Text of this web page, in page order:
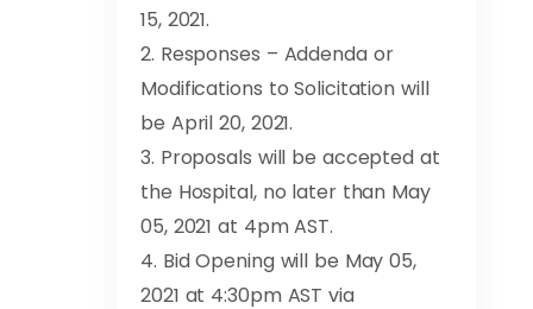
15, 2021.
2. Responses – Addenda or
Modifications to Solicitation will
be April 20, 2021.
3. Proposals will be accepted at
the Hospital, no later than May
05, 2021 at 4pm AST.
4. Bid Opening will be May 05,
2021 at 4:30pm AST via